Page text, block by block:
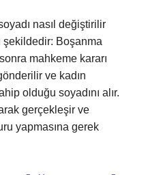
nasıl değiştirilir
şekildedir: Boşanma
mahkeme kararı
ve kadın
olduğu soyadını alır.
gerçekleşir ve
yapmasına gerek